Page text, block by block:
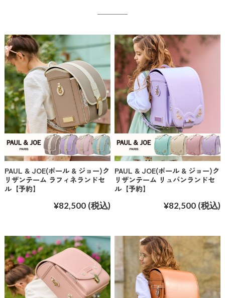
PAUL & JOE(ポール & ジョー)ク
リザンテーム ラフィネランドセ
ル【予約】
¥82,500 (税込)
PAUL & JOE(ポール & ジョー)ク
リザンテーム リュバンランドセ
ル【予約】
¥82,500 (税込)